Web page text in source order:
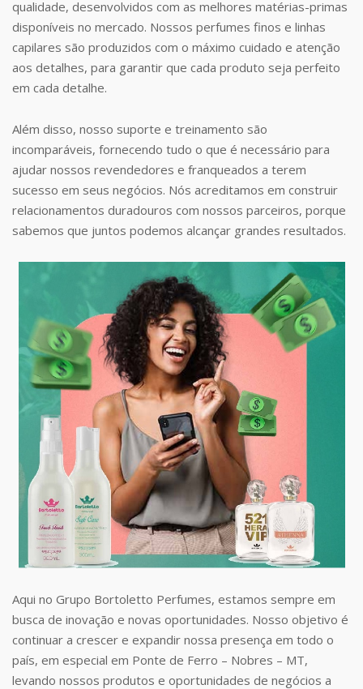
qualidade, desenvolvidos com as melhores matérias-primas
disponíveis no mercado. Nossos perfumes finos e linhas
capilares são produzidos com o máximo cuidado e atenção
aos detalhes, para garantir que cada produto seja perfeito
em cada detalhe.
Além disso, nosso suporte e treinamento são
incomparáveis, fornecendo tudo o que é necessário para
ajudar nossos revendedores e franqueados a terem
sucesso em seus negócios. Nós acreditamos em construir
relacionamentos duradouros com nossos parceiros, porque
sabemos que juntos podemos alcançar grandes resultados.
Aqui no Grupo Bortoletto Perfumes, estamos sempre em
busca de inovação e novas oportunidades. Nosso objetivo é
continuar a crescer e expandir nossa presença em todo o
país, em especial em Ponte de Ferro – Nobres – MT,
levando nossos produtos e oportunidades de negócios a